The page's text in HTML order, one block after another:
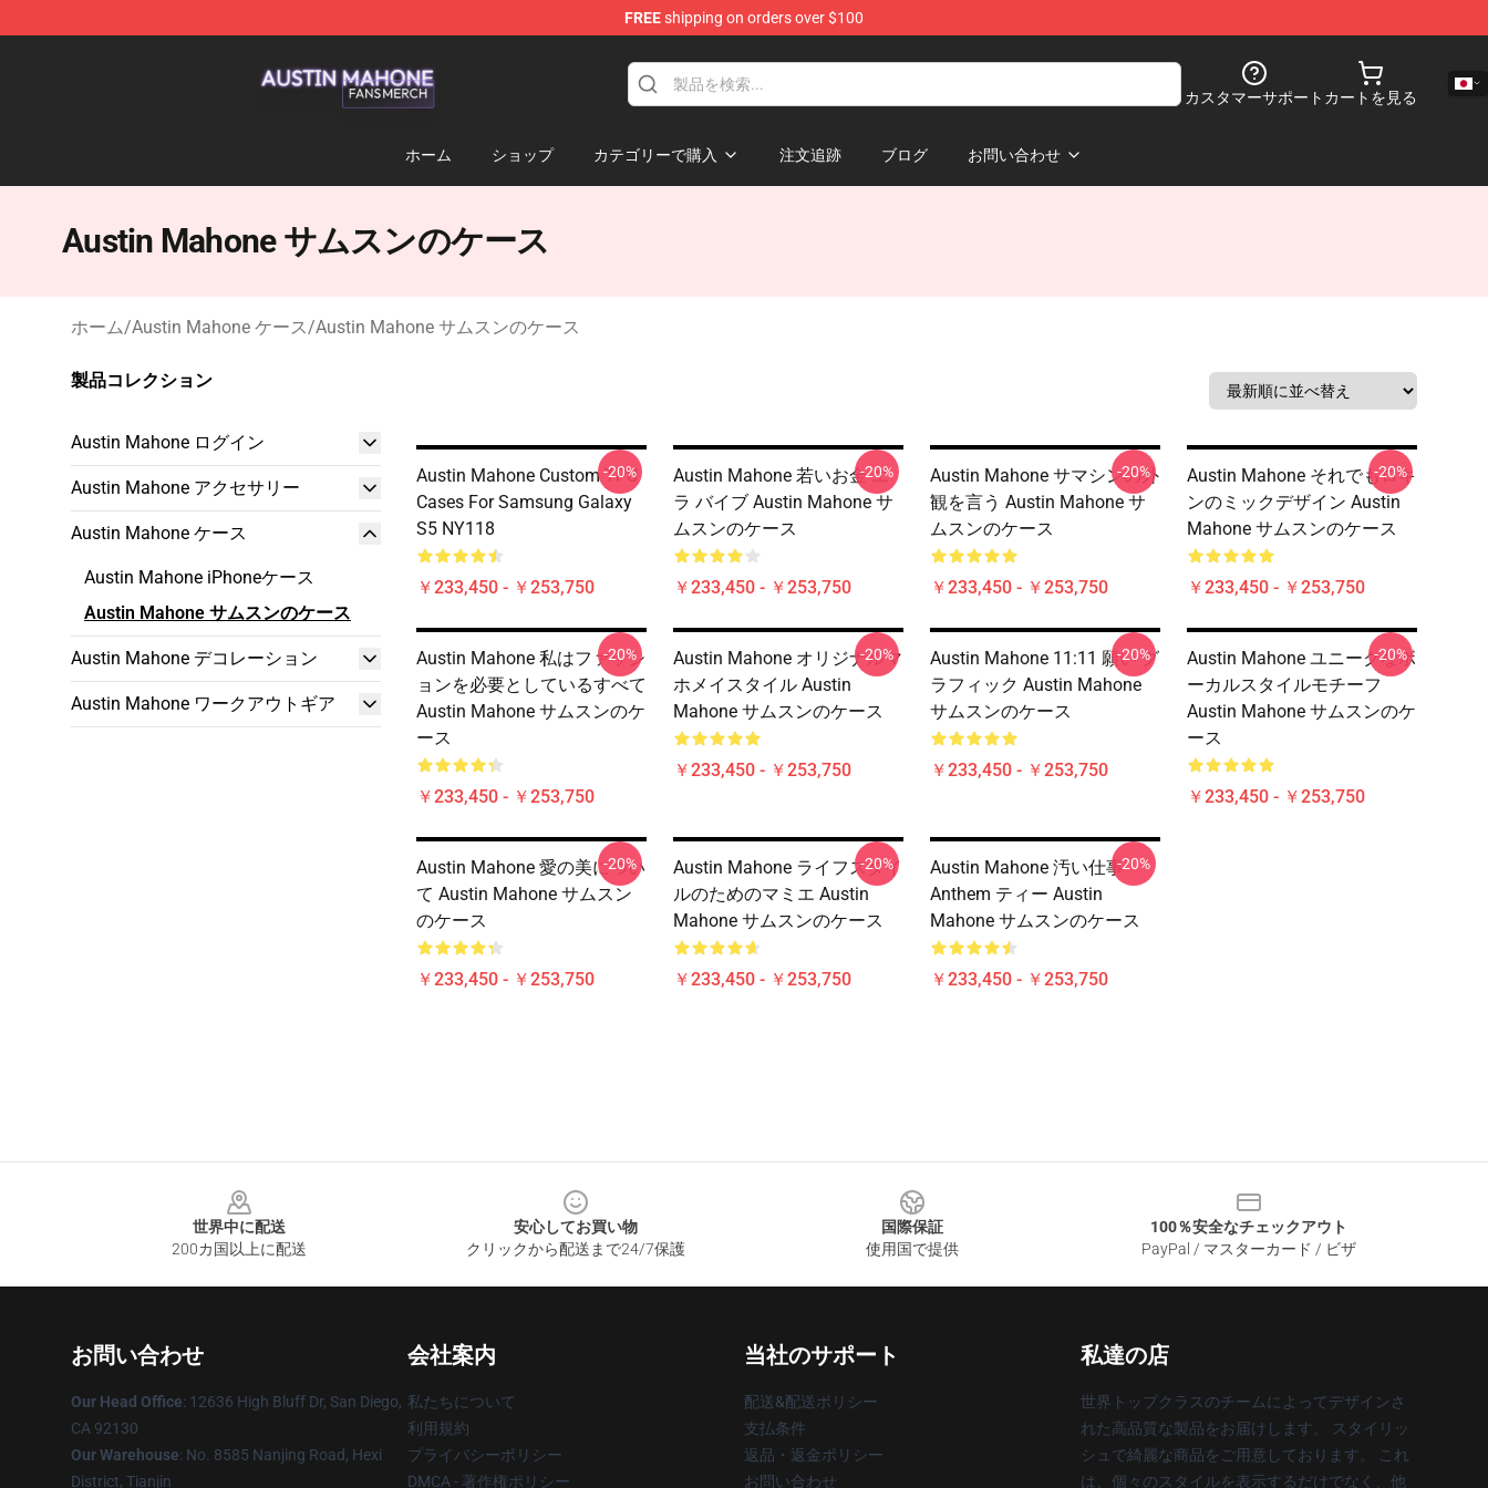
FREEshipping on orders over $100
カスタマーサポート カートを見る
ホーム ショップ カテゴリーで購入 注文追跡 ブログ お問い合わせ
Austin Mahone サムスンのケース
ホーム/Austin Mahone ケース/Austin Mahone サムスンのケース
製品コレクション
Austin Mahone ログイン
Austin Mahone アクセサリー
Austin Mahone ケース
Austin Mahone iPhoneケース
Austin Mahone サムスンのケース
Austin Mahone デコレーション
Austin Mahone ワークアウトギア
Austin Mahone Custom TPU
Cases For Samsung Galaxy
S5 NY118
￥233,450 - ￥253,750
-20%
Austin Mahone 若いお金 エ
ラ バイブ Austin Mahone サ
ムスンのケース
￥233,450 - ￥253,750
-20%
Austin Mahone サマシンの外
観を言う Austin Mahone サ
ムスンのケース
￥233,450 - ￥253,750
-20%
Austin Mahone それでもロキ
ンのミックデザイン Austin
Mahone サムスンのケース
￥233,450 - ￥253,750
-20%
Austin Mahone 私はファッシ
ョンを必要としているすべて
Austin Mahone サムスンのケ
ース
￥233,450 - ￥253,750
-20%
Austin Mahone オリジナルマ
ホメイスタイル Austin
Mahone サムスンのケース
￥233,450 - ￥253,750
-20%
Austin Mahone 11:11 願い グ
ラフィック Austin Mahone
サムスンのケース
￥233,450 - ￥253,750
-20%
Austin Mahone ユニークなボ
ーカルスタイルモチーフ
Austin Mahone サムスンのケ
ース
￥233,450 - ￥253,750
-20%
Austin Mahone 愛の美につい
て Austin Mahone サムスン
のケース
￥233,450 - ￥253,750
-20%
Austin Mahone ライフスタイ
ルのためのマミエ Austin
Mahone サムスンのケース
￥233,450 - ￥253,750
-20%
Austin Mahone 汚い仕事
Anthem ティー Austin
Mahone サムスンのケース
￥233,450 - ￥253,750
-20%
世界中に配送
200カ国以上に配送
安心してお買い物
クリックから配送まで24/7保護
国際保証
使用国で提供
100％安全なチェックアウト
PayPal / マスターカード / ビザ
お問い合わせ
Our Head Office: 12636 High Bluff Dr, San Diego,
CA 92130
Our Warehouse: No. 8585 Nanjing Road, Hexi
District, Tianjin
会社案内
私たちについて
利用規約
プライバシーポリシー
DMCA - 著作権ポリシー
当社のサポート
配送&配送ポリシー
支払条件
返品・返金ポリシー
お問い合わせ
私達の店
世界トップクラスのチームによってデザインさ
れた高品質な製品をお届けします。 スタイリッ
シュで綺麗な商品をご用意しております。 これ
は、個々のスタイルを表示するだけでなく、他